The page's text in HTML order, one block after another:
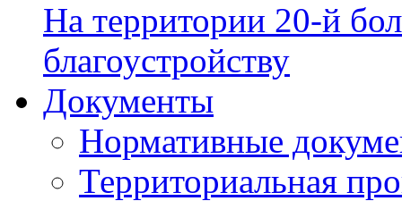
На территории 20-й
благоустройству
Документы
Нормативные
Территориальная